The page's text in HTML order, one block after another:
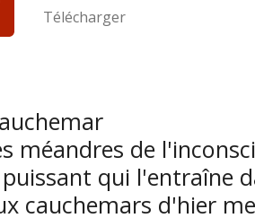
Télécharger
méandres de
qui l'entraîne
cauchemars d'hier